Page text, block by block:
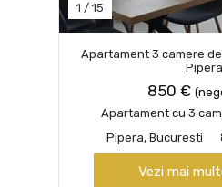
1 / 15
Apartament 3 camere
Pipera
850 €
Apartament cu 3
Pipera, Bucuresti
Vezi mai